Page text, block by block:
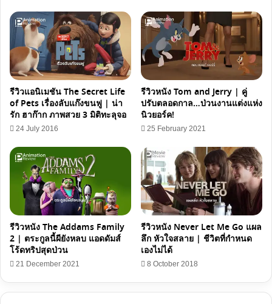
รีวิวแอนิเมชัน The Secret Life
of Pets เรื่องลับแก๊งขนฟู | น่า
รัก ฮาก๊าก ภาพสวย 3 มิติทะลุจอ
24 July 2016
รีวิวหนัง Tom and Jerry | คู่
ปรับตลอดกาล…ป่วนงานแต่งแห่ง
นิวยอร์ค!
25 February 2021
รีวิวหนัง The Addams Family
2 | ตระกูลนี้ผียังหลบ แอดดัมส์
โร้ดทริปสุดป่วน
21 December 2021
รีวิวหนัง Never Let Me Go แผล
ลึก หัวใจสลาย | ชีวิตที่กำหนด
เองไม่ได้
8 October 2018